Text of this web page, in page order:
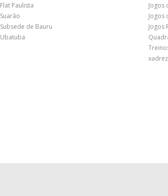
Flat Paulista
Suarão
Subsede de Bauru
Ubatuba
Jogos
Jogos
Jogos
xadrez